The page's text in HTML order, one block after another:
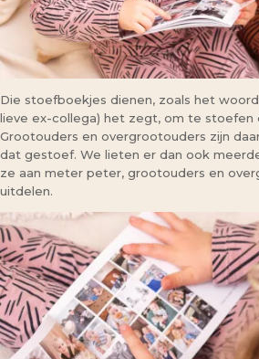
Die stoefboekjes dienen, zoals het
lieve ex-collega) het zegt, om te stoefen
Grootouders en overgrootouders zijn
dat gestoef. We lieten er dan ook
ze aan meter peter, grootouders en
uitdelen.